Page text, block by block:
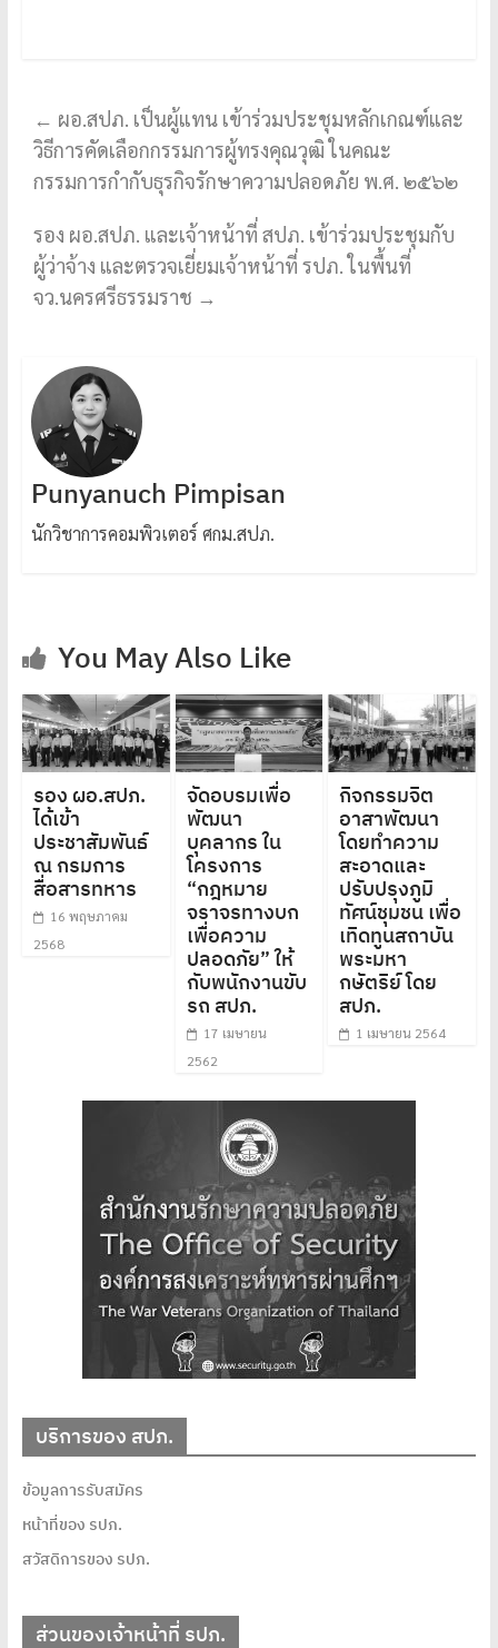
← ผอ.สปภ. เป็นผู้แทน เข้าร่วมประชุมหลักเกณฑ์และ
วิธีการคัดเลือกกรรมการผู้ทรงคุณวุฒิ ในคณะ
กรรมการกำกับธุรกิจรักษาความปลอดภัย พ.ศ. ๒๕๖๒
รอง ผอ.สปภ. และเจ้าหน้าที่ สปภ. เข้าร่วมประชุมกับ
ผู้ว่าจ้าง และตรวจเยี่ยมเจ้าหน้าที่ รปภ. ในพื้นที่
จว.นครศรีธรรมราช →
Punyanuch Pimpisan
นักวิชาการคอมพิวเตอร์ ศกม.สปภ.
You May Also Like
รอง ผอ.สปภ.
ได้เข้า
ประชาสัมพันธ์
ณ กรมการ
สื่อสารทหาร
16 พฤษภาคม
2568
จัดอบรมเพื่อ
พัฒนา
บุคลากร ใน
โครงการ
“กฎหมาย
จราจรทางบก
เพื่อความ
ปลอดภัย” ให้
กับพนักงานขับ
รถ สปภ.
17 เมษายน
2562
กิจกรรมจิต
อาสาพัฒนา
โดยทำความ
สะอาดและ
ปรับปรุงภูมิ
ทัศน์ชุมชน เพื่อ
เทิดทูนสถาบัน
พระมหา
กษัตริย์ โดย
สปภ.
1 เมษายน 2564
บริการของ สปภ.
ข้อมูลการรับสมัคร
หน้าที่ของ รปภ.
สวัสดิการของ รปภ.
ส่วนของเจ้าหน้าที่ รปภ.